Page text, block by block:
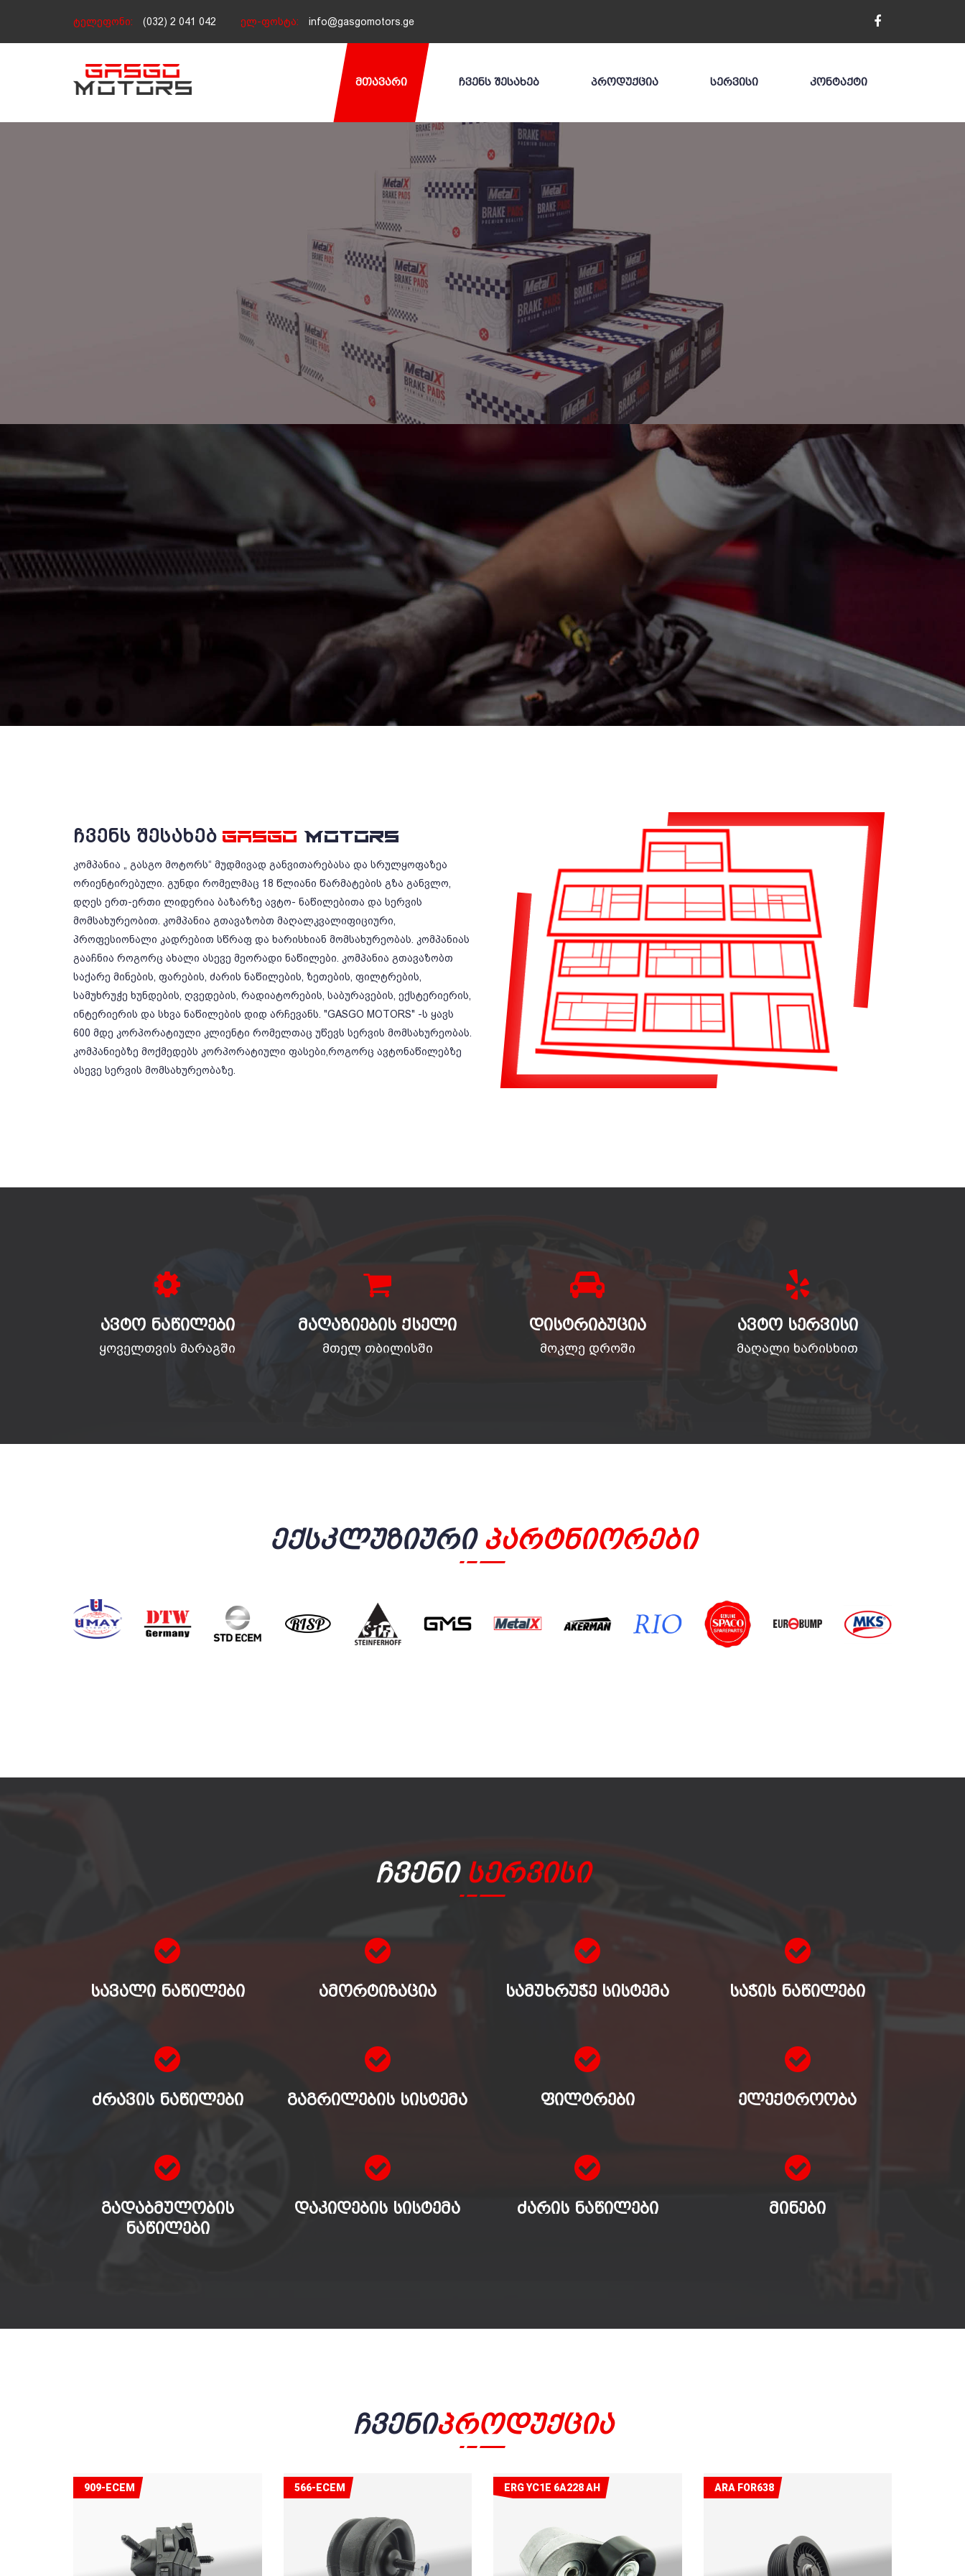
ტელეფონი: (032) 2 041 042 ელ-ფოსტა: info@gasgomotors.ge
ᲛᲗᲐᲕᲐᲠᲘ ᲩᲕᲔᲜᲡ ᲨᲔᲡᲐᲮᲔᲑ ᲞᲠᲝᲓᲣᲥᲪᲘᲐ ᲡᲔᲠᲕᲘᲡᲘ ᲙᲝᲜᲢᲐᲥᲢᲘ
ᲩᲕᲔᲜᲡ ᲨᲔᲡᲐᲮᲔᲑ GASGO MOTORS
კომპანია „ გასგო მოტორს“ მუდმივად განვითარებასა და სრულყოფაზეა
ორიენტირებული. გუნდი რომელმაც 18 წლიანი წარმატების გზა განვლო,
დღეს ერთ-ერთი ლიდერია ბაზარზე ავტო- ნაწილებითა და სერვის
მომსახურეობით. კომპანია გთავაზობთ მაღალკვალიფიციური,
პროფესიონალი კადრებით სწრაფ და ხარისხიან მომსახურეობას. კომპანიას
გააჩნია როგორც ახალი ასევე მეორადი ნაწილები. კომპანია გთავაზობთ
საქარე მინების, ფარების, ძარის ნაწილების, ზეთების, ფილტრების,
სამუხრუჭე ხუნდების, ღვედების, რადიატორების, საბურავების, ექსტერიერის,
ინტერიერის და სხვა ნაწილების დიდ არჩევანს. "GASGO MOTORS" -ს ყავს
600 მდე კორპორატიული კლიენტი რომელთაც უწევს სერვის მომსახურეობას.
კომპანიებზე მოქმედებს კორპორატიული ფასები,როგორც ავტონაწილებზე
ასევე სერვის მომსახურეობაზე.
ᲐᲕᲢᲝ ᲜᲐᲬᲘᲚᲔᲑᲘ
ყოველთვის მარაგში
ᲛᲐᲦᲐᲖᲘᲔᲑᲘᲡ ᲥᲡᲔᲚᲘ
მთელ თბილისში
ᲓᲘᲡᲢᲠᲘᲑᲣᲪᲘᲐ
მოკლე დროში
ᲐᲕᲢᲝ ᲡᲔᲠᲕᲘᲡᲘ
მაღალი ხარისხით
Ექსკლუზიური Პარტნიორები
Ჩვენი Სერვისი
ᲡᲐᲕᲐᲚᲘ ᲜᲐᲬᲘᲚᲔᲑᲘ ᲐᲛᲝᲠᲢᲘᲖᲐᲪᲘᲐ ᲡᲐᲛᲣᲮᲠᲣᲭᲔ ᲡᲘᲡᲢᲔᲛᲐ ᲡᲐᲭᲘᲡ ᲜᲐᲬᲘᲚᲔᲑᲘ
ᲫᲠᲐᲕᲘᲡ ᲜᲐᲬᲘᲚᲔᲑᲘ ᲒᲐᲒᲠᲘᲚᲔᲑᲘᲡ ᲡᲘᲡᲢᲔᲛᲐ ᲤᲘᲚᲢᲠᲔᲑᲘ ᲔᲚᲔᲥᲢᲠᲝᲝᲑᲐ
ᲒᲐᲓᲐᲑᲛᲣᲚᲝᲑᲘᲡ
ᲜᲐᲬᲘᲚᲔᲑᲘ
ᲓᲐᲙᲘᲓᲔᲑᲘᲡ ᲡᲘᲡᲢᲔᲛᲐ ᲫᲐᲠᲘᲡ ᲜᲐᲬᲘᲚᲔᲑᲘ ᲛᲘᲜᲔᲑᲘ
ᲩვენიᲞროდუქცია
909-ECEM 566-ECEM ERG YC1E 6A228 AH ARA FOR638